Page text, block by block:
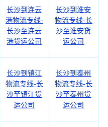
长沙到连云
港物流专线-
长沙至连云
港货运公司
长沙到淮安
物流专线-长
沙至淮安货
运公司
长沙到镇江
物流专线-长
沙至镇江货
运公司
长沙到泰州
物流专线-长
沙至泰州货
运公司